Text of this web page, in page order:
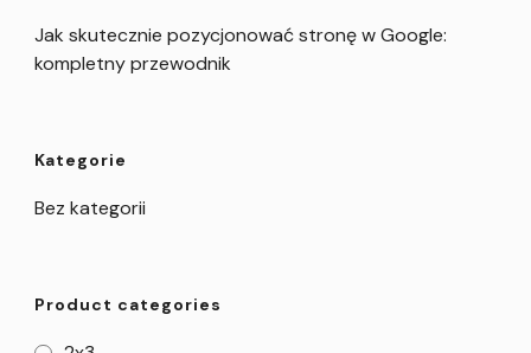
Jak skutecznie pozycjonować stronę w Google:
kompletny przewodnik
Kategorie
Bez kategorii
Product categories